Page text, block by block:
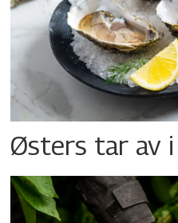
Østers tar av i